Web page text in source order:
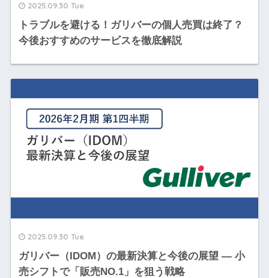
2025.09.30 Tue
トラブルを避ける！ガリバーの個人売買は終了？
今後おすすめのサービスを徹底解説
2025.09.30 Tue
ガリバー（IDOM）の最新決算と今後の展望 — 小
売シフトで「販売NO.1」を狙う戦略